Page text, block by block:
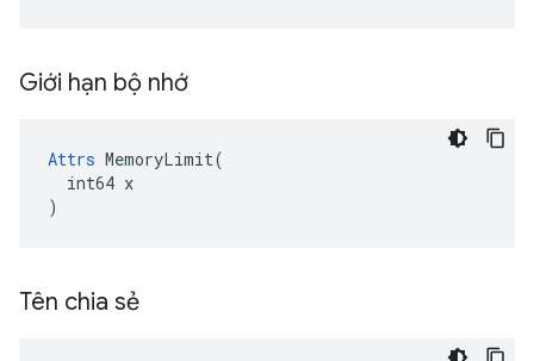
Giới hạn bộ nhớ
Attrs MemoryLimit(
  int64 x
)
Tên chia sẻ